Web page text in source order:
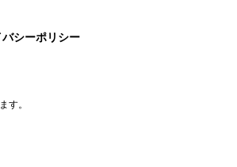
バシーポリシー
す。